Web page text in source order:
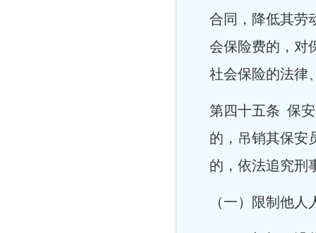
合同，降低其劳
会保险费的，对
社会保险的法律
第四十五条 保
的，吊销其保安
的，依法追究刑
（一）限制他